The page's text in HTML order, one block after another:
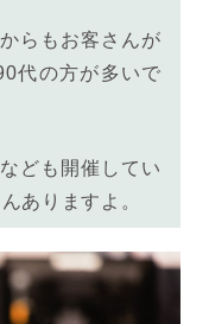
らもお客さんが
代の方が多いで
ども開催してい
ありますよ。